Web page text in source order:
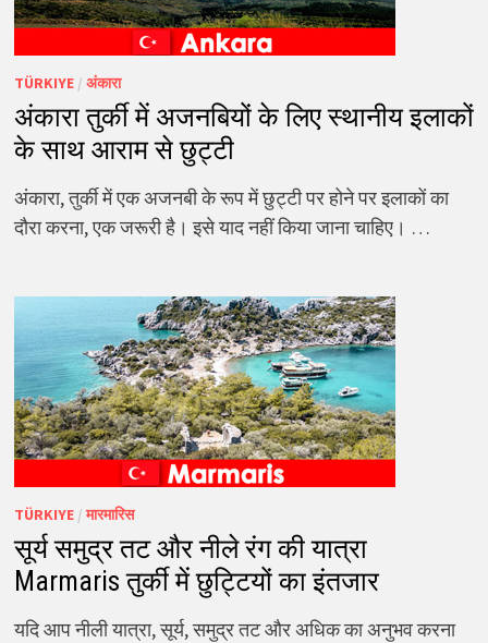
TÜRKIYE/ अंकारा
अंकारा तुर्की में अजनबियों के लिए स्थानीय इलाकों
के साथ आराम से छुट्टी
अंकारा, तुर्की में एक अजनबी के रूप में छुट्टी पर होने पर इलाकों का
दौरा करना, एक जरूरी है। इसे याद नहीं किया जाना चाहिए। …
TÜRKIYE/मारमारिस
सूर्य समुद्र तट और नीले रंग की यात्रा
Marmaris तुर्की में छुट्टियों का इंतजार
यदि आप नीली यात्रा, सूर्य, समुद्र तट और अधिक का अनुभव करना